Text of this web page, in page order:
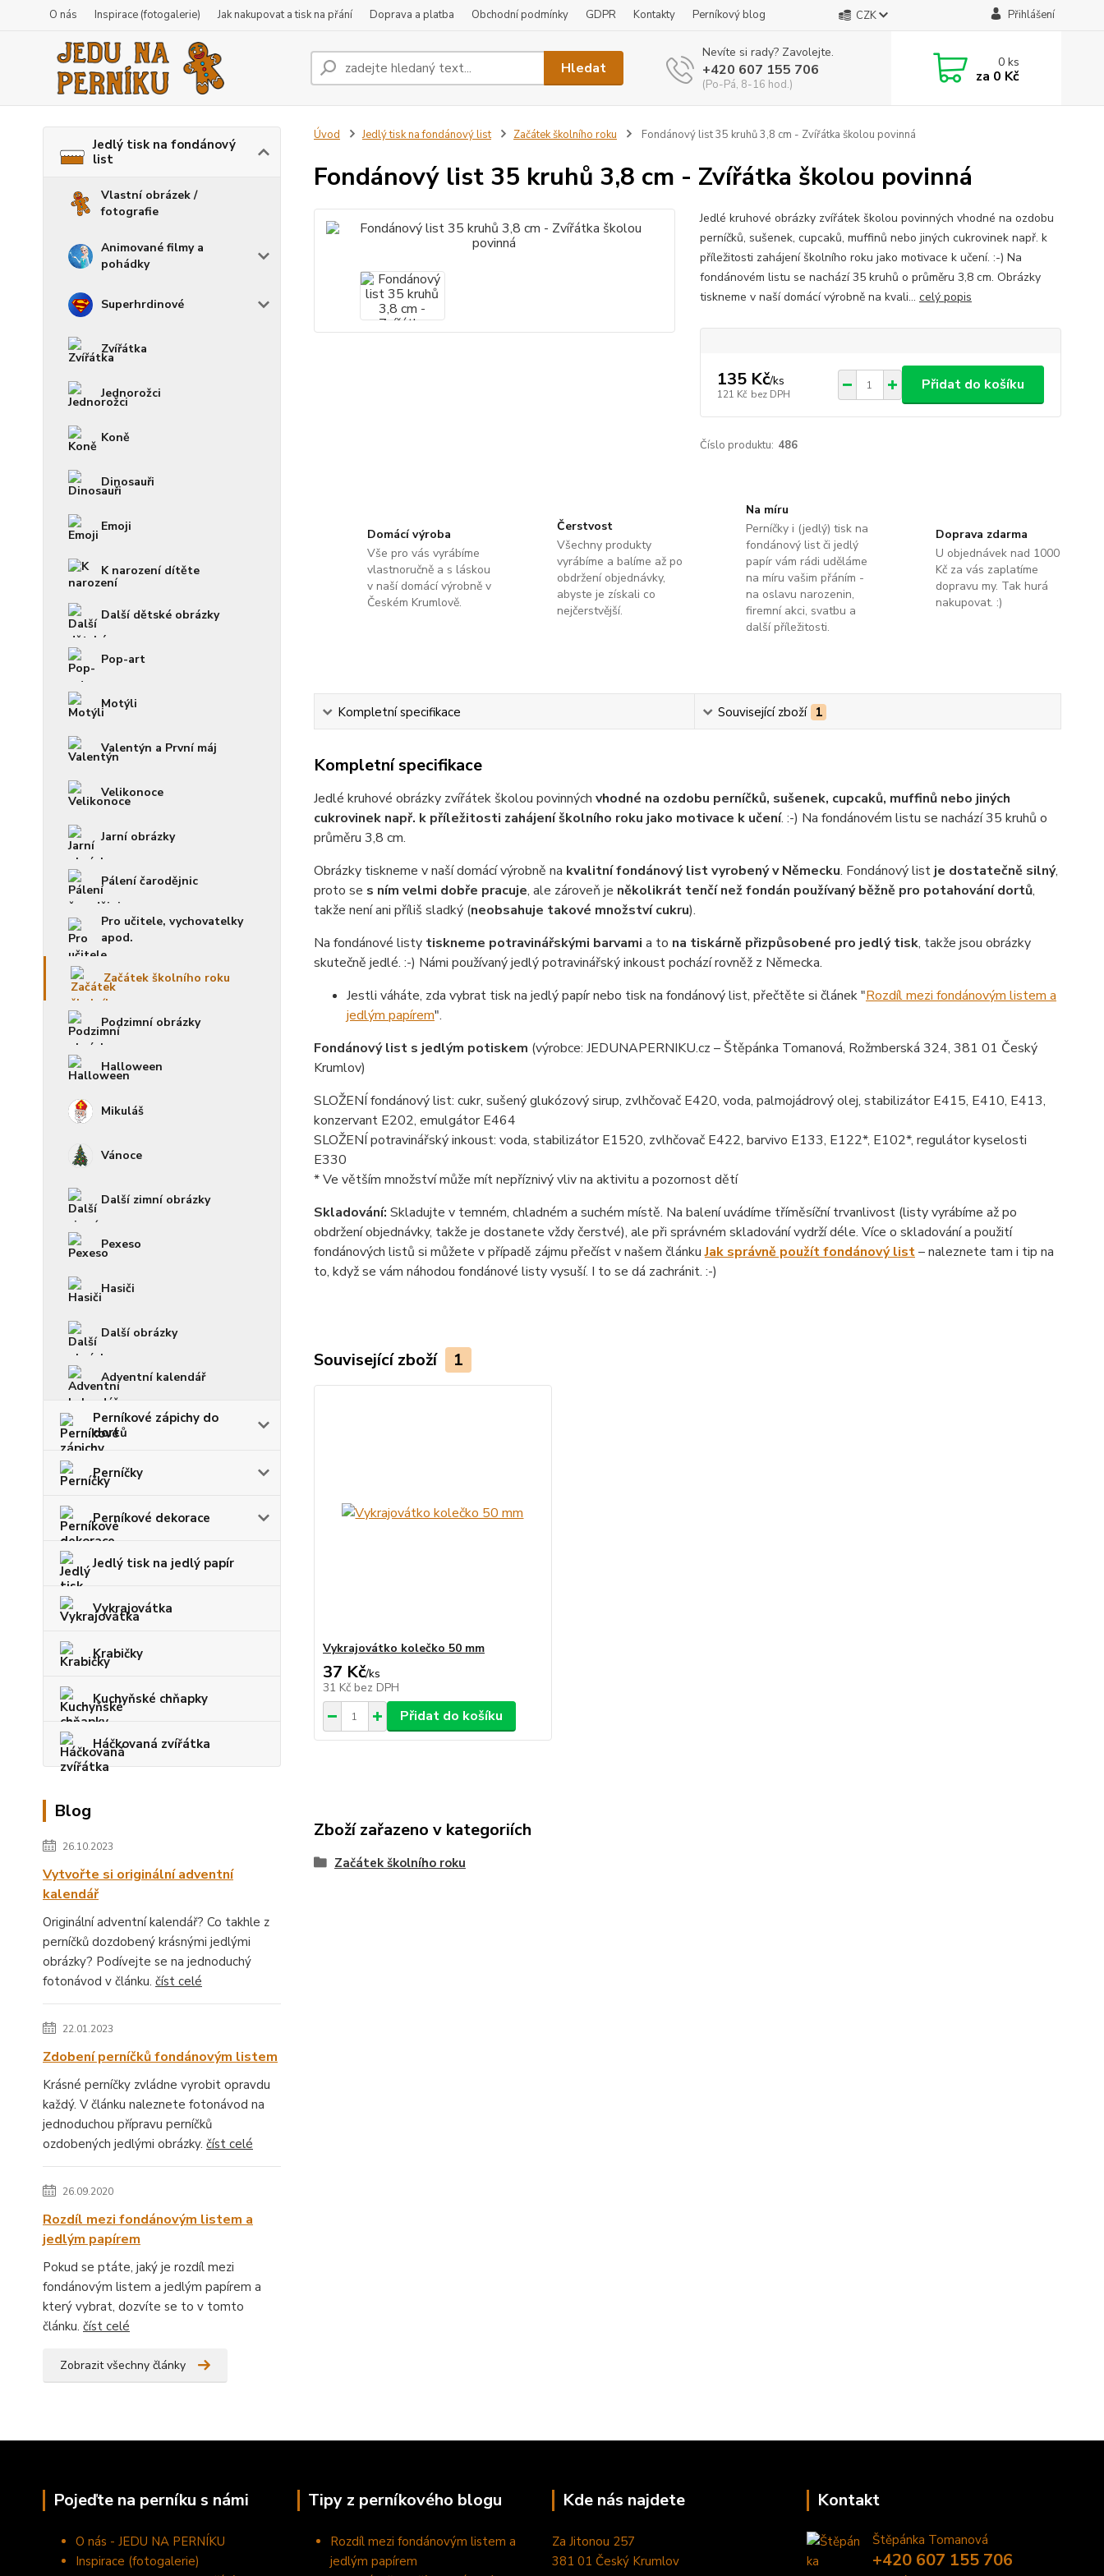
O nás Inspirace (fotogalerie) Jak nakupovat a tisk na přání Doprava a platba Obchodní podmínky GDPR Kontakty Perníkový blog CZK Přihlášení
Hledat
Nevíte si rady? Zavolejte.
+420 607 155 706
(Po-Pá, 8-16 hod.)
0ks
za 0 Kč
Jedlý tisk na fondánový
list
Vlastní obrázek /
fotografie
Animované filmy a
pohádky
Superhrdinové
Zvířátka
Jednorožci
Koně
Dinosauři
Emoji
K narození dítěte
Další dětské obrázky
Pop-art
Motýli
Valentýn a První máj
Velikonoce
Jarní obrázky
Pálení čarodějnic
Pro učitele, vychovatelky
apod.
Začátek školního roku
Podzimní obrázky
Halloween
Mikuláš
Vánoce
Další zimní obrázky
Pexeso
Hasiči
Další obrázky
Adventní kalendář
Perníkové zápichy do
dortů
Perníčky
Perníkové dekorace
Jedlý tisk na jedlý papír
Vykrajovátka
Krabičky
Kuchyňské chňapky
Háčkovaná zvířátka
Blog
26.10.2023
Vytvořte si originální adventní
kalendář
Originální adventní kalendář? Co takhle z
perníčků dozdobený krásnými jedlými
obrázky? Podívejte se na jednoduchý
fotonávod v článku. číst celé
22.01.2023
Zdobení perníčků fondánovým listem
Krásné perníčky zvládne vyrobit opravdu
každý. V článku naleznete fotonávod na
jednoduchou přípravu perníčků
ozdobených jedlými obrázky. číst celé
26.09.2020
Rozdíl mezi fondánovým listem a
jedlým papírem
Pokud se ptáte, jaký je rozdíl mezi
fondánovým listem a jedlým papírem a
který vybrat, dozvíte se to v tomto
článku. číst celé
Zobrazit všechny články
Úvod Jedlý tisk na fondánový list Začátek školního roku Fondánový list 35 kruhů 3,8 cm - Zvířátka školou povinná
Fondánový list 35 kruhů 3,8 cm - Zvířátka školou povinná
Jedlé kruhové obrázky zvířátek školou povinných vhodné na ozdobu
perníčků, sušenek, cupcaků, muffinů nebo jiných cukrovinek např. k
příležitosti zahájení školního roku jako motivace k učení. :-) Na
fondánovém listu se nachází 35 kruhů o průměru 3,8 cm. Obrázky
tiskneme v naší domácí výrobně na kvali... celý popis
135 Kč/ks
121 Kč bez DPH
Přidat do košíku
Číslo produktu: 486
Domácí výroba
Vše pro vás vyrábíme
vlastnoručně a s láskou
v naší domácí výrobně v
Českém Krumlově.
Čerstvost
Všechny produkty
vyrábíme a balíme až po
obdržení objednávky,
abyste je získali co
nejčerstvější.
Na míru
Perníčky i (jedlý) tisk na
fondánový list či jedlý
papír vám rádi uděláme
na míru vašim přáním -
na oslavu narozenin,
firemní akci, svatbu a
další příležitosti.
Doprava zdarma
U objednávek nad 1000
Kč za vás zaplatíme
dopravu my. Tak hurá
nakupovat. :)
Kompletní specifikace Související zboží 1
Kompletní specifikace
Jedlé kruhové obrázky zvířátek školou povinných vhodné na ozdobu perníčků, sušenek, cupcaků, muffinů nebo jiných
cukrovinek např. k příležitosti zahájení školního roku jako motivace k učení. :-) Na fondánovém listu se nachází 35 kruhů o
průměru 3,8 cm.
Obrázky tiskneme v naší domácí výrobně na kvalitní fondánový list vyrobený v Německu. Fondánový list je dostatečně silný,
proto se s ním velmi dobře pracuje, ale zároveň je několikrát tenčí než fondán používaný běžně pro potahování dortů,
takže není ani příliš sladký (neobsahuje takové množství cukru).
Na fondánové listy tiskneme potravinářskými barvami a to na tiskárně přizpůsobené pro jedlý tisk, takže jsou obrázky
skutečně jedlé. :-) Námi používaný jedlý potravinářský inkoust pochází rovněž z Německa.
Jestli váháte, zda vybrat tisk na jedlý papír nebo tisk na fondánový list, přečtěte si článek "Rozdíl mezi fondánovým listem a
jedlým papírem".
Fondánový list s jedlým potiskem (výrobce: JEDUNAPERNIKU.cz – Štěpánka Tomanová, Rožmberská 324, 381 01 Český
Krumlov)
SLOŽENÍ fondánový list: cukr, sušený glukózový sirup, zvlhčovač E420, voda, palmojádrový olej, stabilizátor E415, E410, E413,
konzervant E202, emulgátor E464
SLOŽENÍ potravinářský inkoust: voda, stabilizátor E1520, zvlhčovač E422, barvivo E133, E122*, E102*, regulátor kyselosti
E330
* Ve větším množství může mít nepříznivý vliv na aktivitu a pozornost dětí
Skladování: Skladujte v temném, chladném a suchém místě. Na balení uvádíme tříměsíční trvanlivost (listy vyrábíme až po
obdržení objednávky, takže je dostanete vždy čerstvé), ale při správném skladování vydrží déle. Více o skladování a použití
fondánových listů si můžete v případě zájmu přečíst v našem článkuJak správně použít fondánový list– naleznete tam i tip na
to, když se vám náhodou fondánové listy vysuší. I to se dá zachránit. :-)
Související zboží 1
Vykrajovátko kolečko 50 mm
37 Kč/ks
31 Kč bez DPH
Přidat do košíku
Zboží zařazeno v kategoriích
Začátek školního roku
Pojeďte na perníku s námi
O nás - JEDU NA PERNÍKU
Inspirace (fotogalerie)
Tipy z perníkového blogu
Rozdíl mezi fondánovým listem a
jedlým papírem
Kde nás najdete
Za Jitonou 257
381 01 Český Krumlov
Kontakt
Štěpánka Tomanová
+420 607 155 706